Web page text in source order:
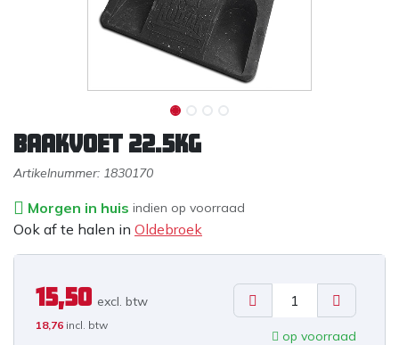
Baakvoet 22.5KG
Artikelnummer: 1830170
Morgen in huis indien op voorraad
Ook af te halen in Oldebroek
15,50 excl. btw
18,76 incl. btw
op voorraad